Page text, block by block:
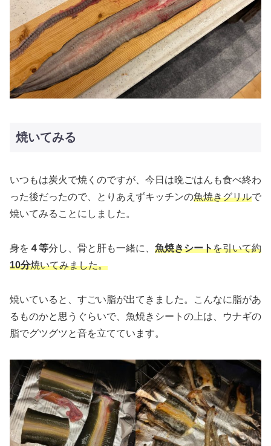
焼いてみる
いつもは炭火で焼くのですが、今日は晩ごはんも食べ終わ
った後だったので、とりあえずキッチンの魚焼きグリルで
焼いてみることにしました。
身を ４等分し、骨と肝も一緒に、 魚焼きシートを引いて約
10分焼いてみました。
焼いていると、すごい脂が出てきました。こんなに脂があ
るものかと思うぐらいで、魚焼きシートの上は、ウナギの
脂でグツグツと音を立てています。